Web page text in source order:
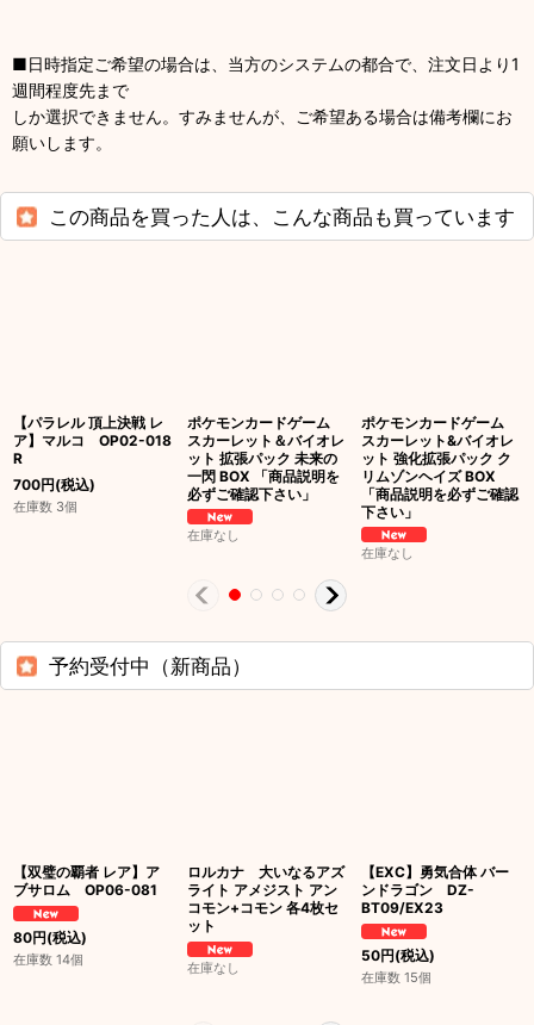
■日時指定ご希望の場合は、当方のシステムの都合で、注文日より1
週間程度先まで
しか選択できません。すみませんが、ご希望ある場合は備考欄にお
願いします。
この商品を買った人は、こんな商品も買っています
【パラレル 頂上決戦 レ
ア】マルコ OP02-018
R
700円(税込)
在庫数 3個
ポケモンカードゲーム
スカーレット＆バイオレ
ット 拡張パック 未来の
一閃 BOX 「商品説明を
必ずご確認下さい」
在庫なし
ポケモンカードゲーム
スカーレット&バイオレ
ット 強化拡張パック ク
リムゾンヘイズ BOX
「商品説明を必ずご確認
下さい」
在庫なし
予約受付中（新商品）
【双璧の覇者 レア】ア
ブサロム OP06-081
80円(税込)
在庫数 14個
ロルカナ 大いなるアズ
ライト アメジスト アン
コモン+コモン 各4枚セ
ット
在庫なし
【EXC】勇気合体 バー
ンドラゴン DZ-
BT09/EX23
50円(税込)
在庫数 15個